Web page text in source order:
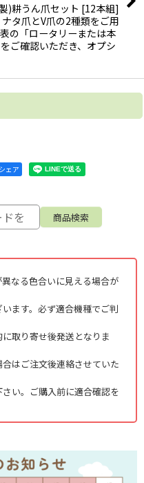
)耕うん爪セット [12本組]
タ爪とV爪の2種類をご用
の「ロータリーまたは本
ご確認いただき、オプシ
ェア
なる色合いに見える場合が
ます。必ず適合機種でご判
取り寄せ後発送となりま
はご注文後連絡させていた
い。ご購入前に適合確認を